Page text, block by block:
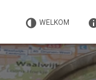
WELKOM